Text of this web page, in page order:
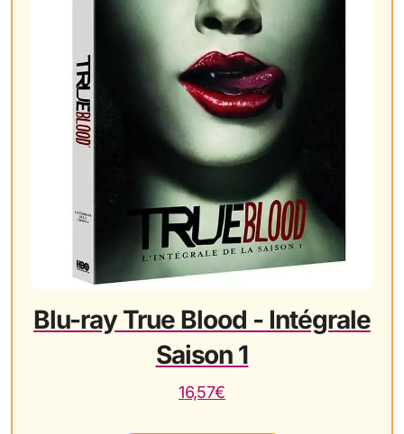
Blu-ray True Blood - Intégrale
Saison 1
16,57€